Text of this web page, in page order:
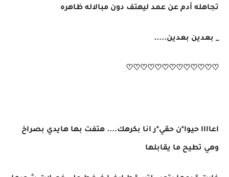
تجاهله أدم عن عمد ليهتف دون مبالاله ظاهره
_ بعدين بعدين.....
♡♡♡♡♡♡♡♡♡♡♡♡♡
اعاااا حيوا*ن حقي*ر انا بكرهك.... هتفت بها هايدي بصراخ
وهي تطيح ما يقابلها